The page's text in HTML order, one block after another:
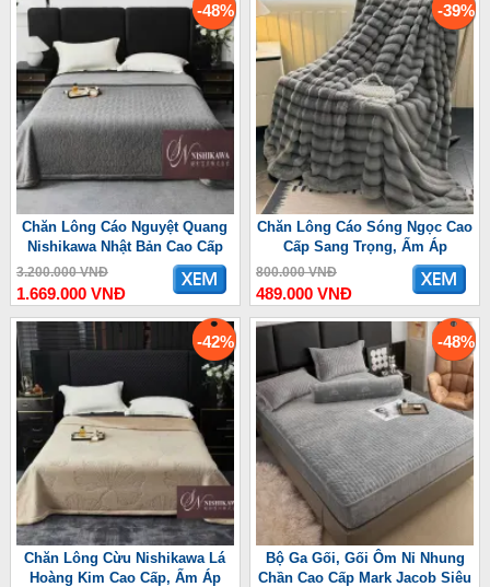
-48%
Chăn Lông Cáo Nguyệt Quang
Nishikawa Nhật Bản Cao Cấp
3.200.000 VNĐ
1.669.000 VNĐ
-39%
Chăn Lông Cáo Sóng Ngọc Cao
Cấp Sang Trọng, Ấm Áp
800.000 VNĐ
489.000 VNĐ
-42%
Chăn Lông Cừu Nishikawa Lá
Hoàng Kim Cao Cấp, Ấm Áp
-48%
Bộ Ga Gối, Gối Ôm Nỉ Nhung
Chần Cao Cấp Mark Jacob Siêu